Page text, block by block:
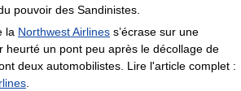
pouvoir des Sandinistes.
la Northwest Airlines s’écrase sur une
heurté un pont peu après le décollage de
deux automobilistes. Lire l'article complet :
.